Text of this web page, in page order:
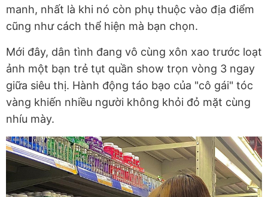
manh, nhất là khi nó còn phụ thuộc vào địa điểm
cũng như cách thể hiện mà bạn chọn.
Mới đây, dân tình đang vô cùng xôn xao trước loạt
ảnh một bạn trẻ tụt quần show trọn vòng 3 ngay
giữa siêu thị. Hành động táo bạo của "cô gái" tóc
vàng khiến nhiều người không khỏi đỏ mặt cùng
nhíu mày.